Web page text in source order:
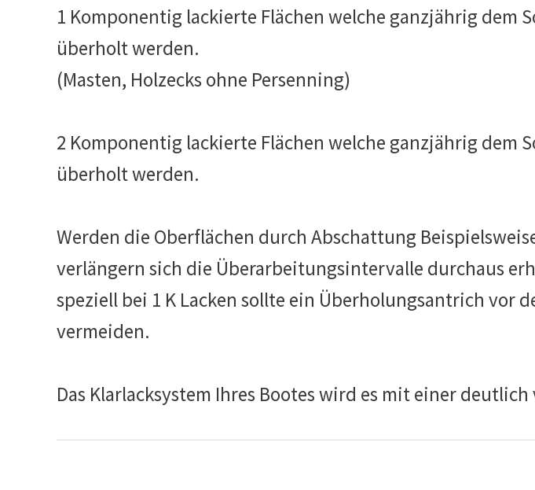
1 Komponentig lackierte Flächen welche ganzjährig
überholt werden.
(Masten, Holzecks ohne Persenning)
2 Komponentig lackierte Flächen welche ganzjährig dem
überholt werden.
Werden die Oberflächen durch Abschattung
verlängern sich die Überarbeitungsintervalle durchaus
speziell bei 1 K Lacken sollte ein Überholungsantrich vor
vermeiden.
Das Klarlacksystem Ihres Bootes wird es mit einer